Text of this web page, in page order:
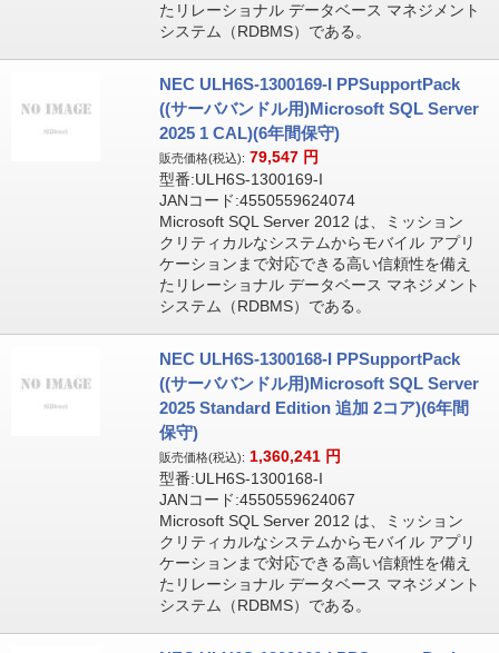
たリレーショナル データベース マネジメント
システム（RDBMS）である。
NEC ULH6S-1300169-I PPSupportPack
((サーババンドル用)Microsoft SQL Server
2025 1 CAL)(6年間保守)
販売価格(税込): 79,547 円
型番:ULH6S-1300169-I
JANコード:4550559624074
Microsoft SQL Server 2012 は、ミッション
クリティカルなシステムからモバイル アプリ
ケーションまで対応できる高い信頼性を備え
たリレーショナル データベース マネジメント
システム（RDBMS）である。
NEC ULH6S-1300168-I PPSupportPack
((サーババンドル用)Microsoft SQL Server
2025 Standard Edition 追加 2コア)(6年間
保守)
販売価格(税込): 1,360,241 円
型番:ULH6S-1300168-I
JANコード:4550559624067
Microsoft SQL Server 2012 は、ミッション
クリティカルなシステムからモバイル アプリ
ケーションまで対応できる高い信頼性を備え
たリレーショナル データベース マネジメント
システム（RDBMS）である。